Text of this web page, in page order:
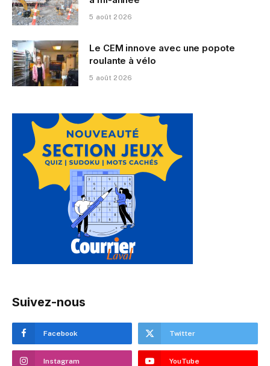
5 août 2026
Le CEM innove avec une popote
roulante à vélo
5 août 2026
Suivez-nous
Facebook Twitter
Instagram YouTube